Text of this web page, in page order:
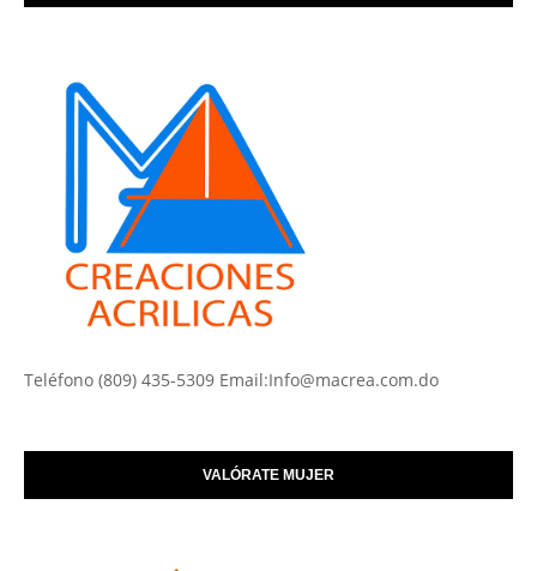
Teléfono (809) 435-5309 Email:Info@macrea.com.do
VALÓRATE MUJER